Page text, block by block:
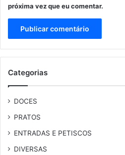
próxima vez que eu comentar.
Categorias
DOCES
PRATOS
ENTRADAS E PETISCOS
DIVERSAS